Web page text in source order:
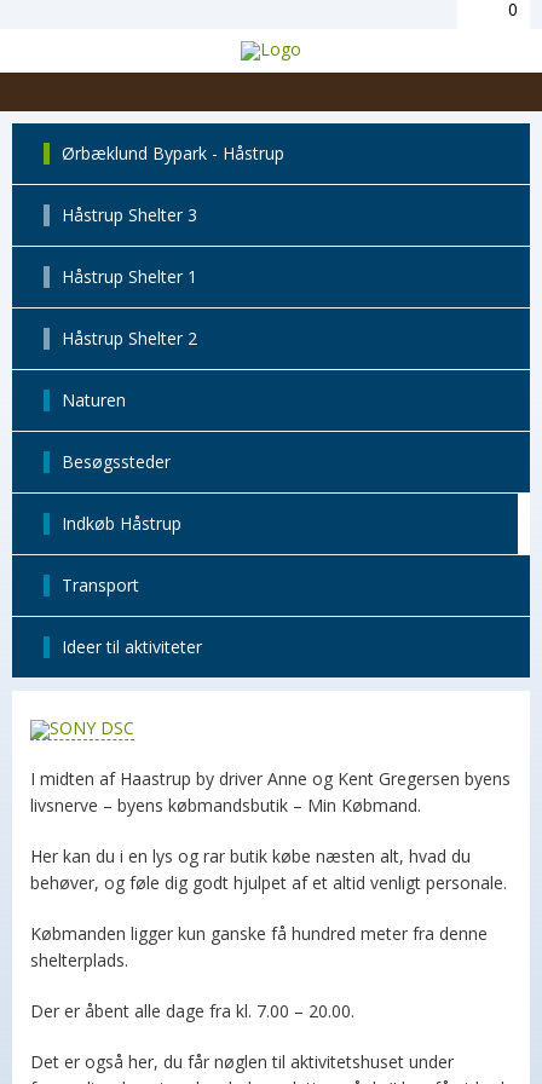
0
Ørbæklund Bypark - Håstrup
Håstrup Shelter 3
Håstrup Shelter 1
Håstrup Shelter 2
Naturen
Besøgssteder
Indkøb Håstrup
Transport
Ideer til aktiviteter
I midten af Haastrup by driver Anne og Kent Gregersen byens
livsnerve – byens købmandsbutik – Min Købmand.
Her kan du i en lys og rar butik købe næsten alt, hvad du
behøver, og føle dig godt hjulpet af et altid venligt personale.
Købmanden ligger kun ganske få hundred meter fra denne
shelterplads.
Der er åbent alle dage fra kl. 7.00 – 20.00.
Det er også her, du får nøglen til aktivitetshuset under